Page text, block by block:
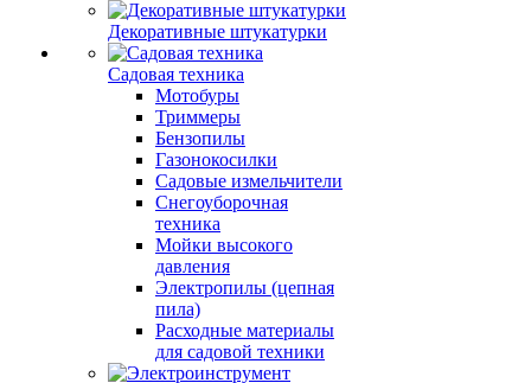
Декоративные штукатурки
Садовая техника
Мотобуры
Триммеры
Бензопилы
Газонокосилки
Садовые измельчители
Снегоуборочная
техника
Мойки высокого
давления
Электропилы (цепная
пила)
Расходные материалы
для садовой техники